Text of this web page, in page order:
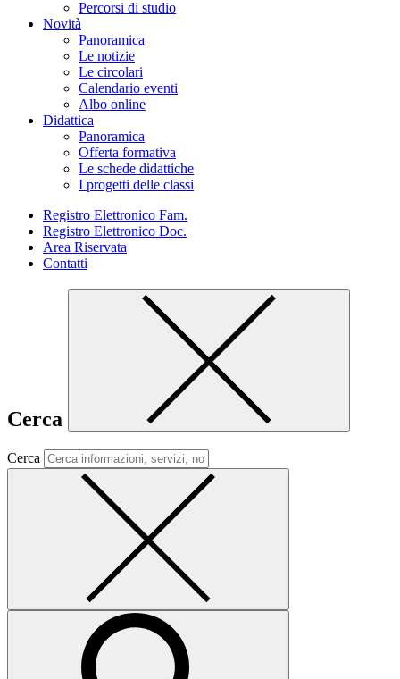
Percorsi di studio
Novità
Panoramica
Le notizie
Le circolari
Calendario eventi
Albo online
Didattica
Panoramica
Offerta formativa
Le schede didattiche
I progetti delle classi
Registro Elettronico Fam.
Registro Elettronico Doc.
Area Riservata
Contatti
Cerca
Cerca